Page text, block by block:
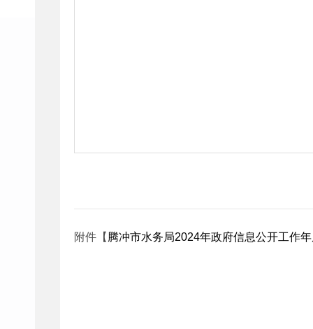
附件【 腾冲市水务局2024年政府信息公开工作